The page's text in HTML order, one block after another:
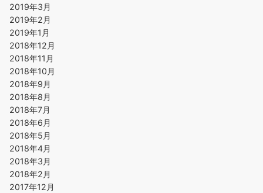
2019年3月
2019年2月
2019年1月
2018年12月
2018年11月
2018年10月
2018年9月
2018年8月
2018年7月
2018年6月
2018年5月
2018年4月
2018年3月
2018年2月
2017年12月